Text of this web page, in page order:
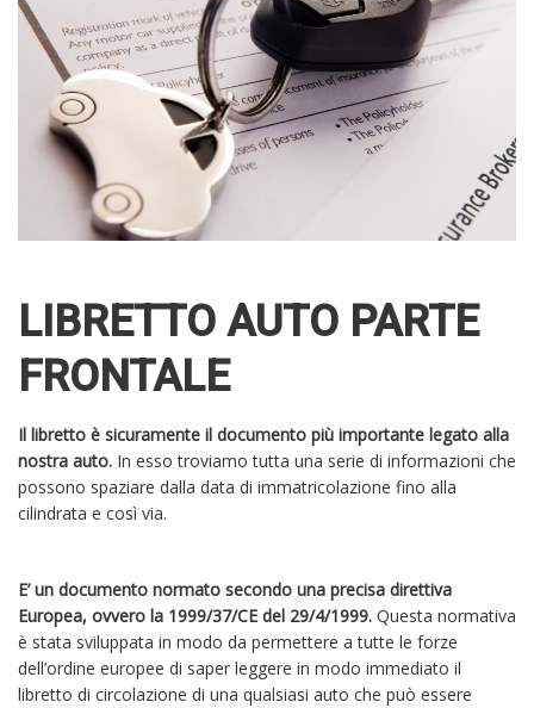
LIBRETTO AUTO PARTE
FRONTALE
Il libretto è sicuramente il documento più importante legato alla
nostra auto. In esso troviamo tutta una serie di informazioni che
possono spaziare dalla data di immatricolazione fino alla
cilindrata e così via.
E’ un documento normato secondo una precisa direttiva
Europea, ovvero la 1999/37/CE del 29/4/1999. Questa normativa
è stata sviluppata in modo da permettere a tutte le forze
dell’ordine europee di saper leggere in modo immediato il
libretto di circolazione di una qualsiasi auto che può essere